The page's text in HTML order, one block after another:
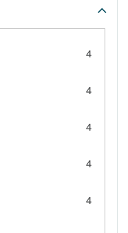
4
4
4
4
4